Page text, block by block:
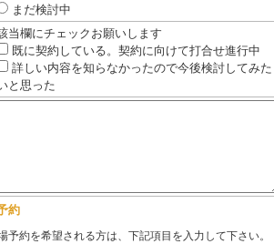
まだ検討中
当欄にチェックお願いします
既に契約している。契約に向けて打合せ進行中
詳しい内容を知らなかったので今後検討してみた
と思った
約
予約を希望される方は、下記項目を入力して下さい。